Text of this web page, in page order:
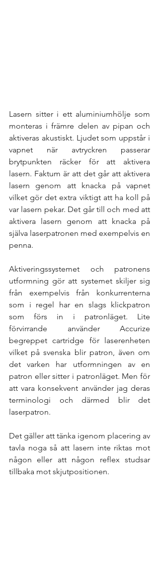
Lasern sitter i ett aluminiumhölje som
monteras i främre delen av pipan och
aktiveras akustiskt. Ljudet som uppstår i
vapnet när avtryckren passerar
brytpunkten räcker för att aktivera
lasern. Faktum är att det går att aktivera
lasern genom att knacka på vapnet
vilket gör det extra viktigt att ha koll på
var lasern pekar. Det går till och med att
aktivera lasern genom att knacka på
själva laserpatronen med exempelvis en
penna.
Aktiveringssystemet och patronens
utformning gör att systemet skiljer sig
från exempelvis från konkurrenterna
som i regel har en slags klickpatron
som förs in i patronläget. Lite
förvirrande använder Accurize
begreppet cartridge för laserenheten
vilket på svenska blir patron, även om
det varken har utformningen av en
patron eller sitter i patronläget. Men för
att vara konsekvent använder jag deras
terminologi och därmed blir det
laserpatron.
Det gäller att tänka igenom placering av
tavla noga så att lasern inte riktas mot
någon eller att någon reflex studsar
tillbaka mot skjutpositionen.